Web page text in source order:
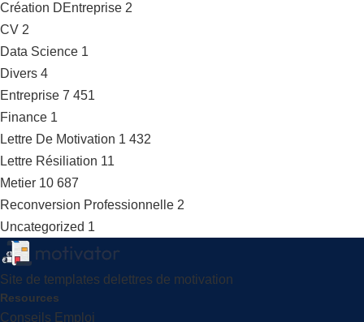
Création DEntreprise 2
CV 2
Data Science 1
Divers 4
Entreprise 7 451
Finance 1
Lettre De Motivation 1 432
Lettre Résiliation 11
Metier 10 687
Reconversion Professionnelle 2
Uncategorized 1
Site de templates delettres de motivation
Resources
Conseils Emploi